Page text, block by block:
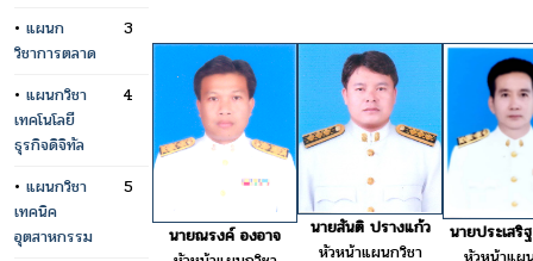
• แผนก
วิชาการตลาด
3
• แผนกวิชา
เทคโนโลยี
ธุรกิจดิจิทัล
4
• แผนกวิชา
เทคนิค
อุตสาหกรรม
5
นายณรงค์ องอาจ
นายสันติ ปรางแก้ว
หัวหน้าแผนกวิชา
นายประเสริ